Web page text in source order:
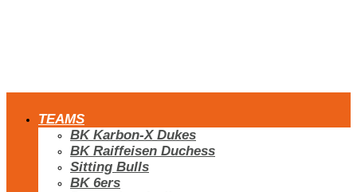
TEAMS
BK Karbon-X Dukes
BK Raiffeisen Duchess
Sitting Bulls
BK 6ers